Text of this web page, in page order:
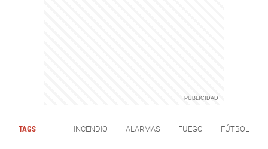
TAGS INCENDIO ALARMAS FUEGO FÚTBOL